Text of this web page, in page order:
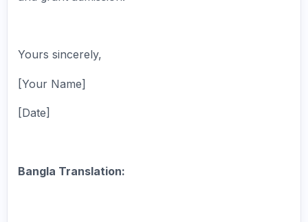
Yours sincerely,
[Your Name]
[Date]
Bangla Translation: